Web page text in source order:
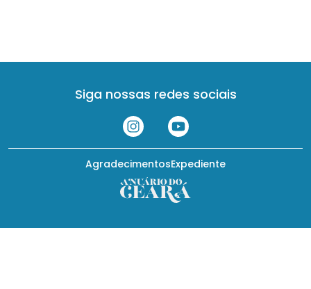
Siga nossas redes sociais
Expediente
Agradecimentos